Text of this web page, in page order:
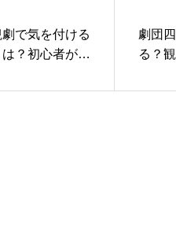
で気を付ける
？初心者が知
劇団
る？